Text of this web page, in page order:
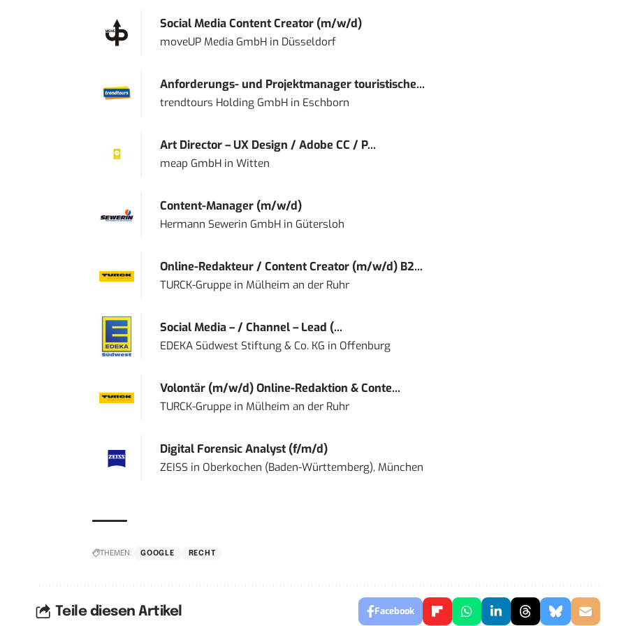
Social Media Content Creator (m/w/d)
moveUP Media GmbHin Düsseldorf
Anforderungs- und Projektmanager touristische...
trendtours Holding GmbHin Eschborn
Art Director – UX Design / Adobe CC / P...
meap GmbHin Witten
Content-Manager (m/w/d)
Hermann Sewerin GmbHin Gütersloh
Online-Redakteur / Content Creator (m/w/d) B2...
TURCK-Gruppein Mülheim an der Ruhr
Social Media – / Channel – Lead (...
EDEKA Südwest Stiftung & Co. KG in Offenburg
Volontär (m/w/d) Online-Redaktion & Conte...
TURCK-Gruppein Mülheim an der Ruhr
Digital Forensic Analyst (f/m/d)
ZEISS in Oberkochen (Baden-Württemberg), München
THEMEN: GOOGLE RECHT
Teile diesen Artikel Facebook